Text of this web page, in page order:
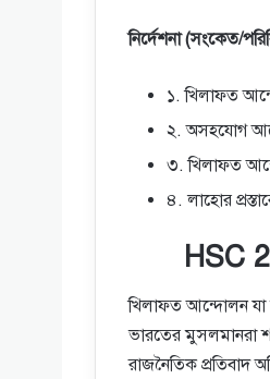
নির্দেশনা (সংকেত/
১. খিলাফত
২. অসহযােগ
৩. খিলাফত
৪. লাহাের
HSC
খিলাফত আন্দোলন যা
ভারতের মুসলমানরা
রাজনৈতিক প্রতিবাদ